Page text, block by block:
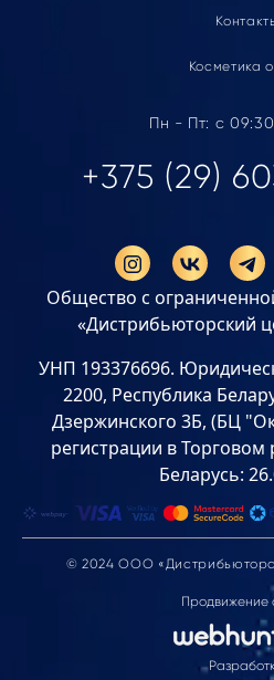
Косметика
Пн - Пт: с
+375 (29)
Общество с
«Дистрибьюторский
УНП 193376696.
2200, Республика
Дзержинского 3Б, (БЦ
регистрации в Торговом
Беларусь:
© 2024 ООО
Продвижение